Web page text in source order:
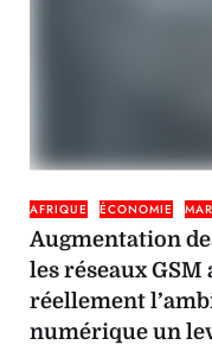
AFRIQUE ÉCONOMIE
Augmentation
les réseaux
réellement
numérique un